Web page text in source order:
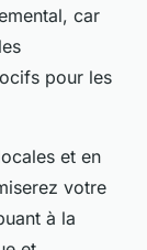
car
pour les
et en
votre
à la